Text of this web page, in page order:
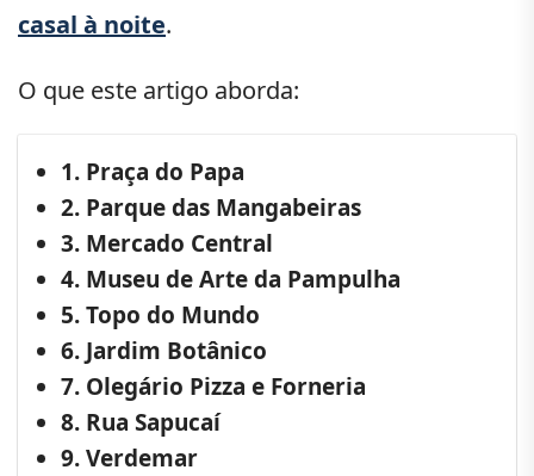
casal à noite.
O que este artigo aborda:
1. Praça do Papa
2. Parque das Mangabeiras
3. Mercado Central
4. Museu de Arte da Pampulha
5. Topo do Mundo
6. Jardim Botânico
7. Olegário Pizza e Forneria
8. Rua Sapucaí
9. Verdemar